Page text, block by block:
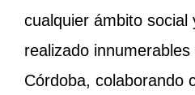
cualquier ámbito social
realizado
Córdoba, colaborando